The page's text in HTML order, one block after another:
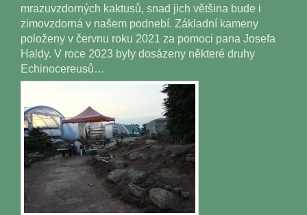
mrazuvzdorných kaktusů, snad jich většina bude i
zimovzdorná v našem podnebí. Základní kameny
položeny v červnu roku 2021 za pomoci pana Josefa
Haldy. V roce 2023 byly dosázeny některé druhy
Echinocereusů…